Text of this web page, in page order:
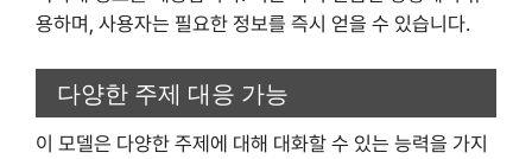
용하며, 사용자는 필요한 정보를 즉시 얻을 수 있습니다.
다양한 주제 대응 가능
이 모델은 다양한 주제에 대해 대화할 수 있는 능력을 가지